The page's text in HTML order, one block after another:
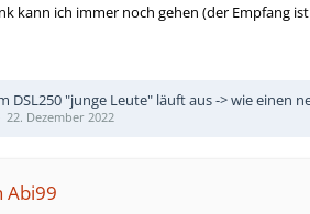
kann ich immer noch gehen (der Empfang
DSL250 "junge Leute" läuft aus -> wie einen
22. Dezember 2022
Abi99